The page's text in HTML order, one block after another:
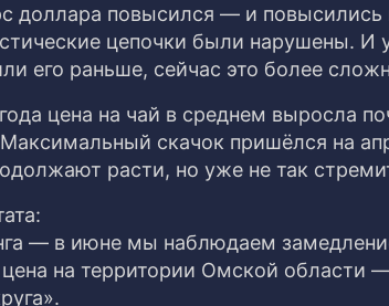
доллара повысился — и
цепочки были нарушены. И
его раньше, сейчас это более
цена на чай в среднем выросла
скачок пришёлся на
расти, но уже не так
— в июне мы наблюдаем
на территории Омской области